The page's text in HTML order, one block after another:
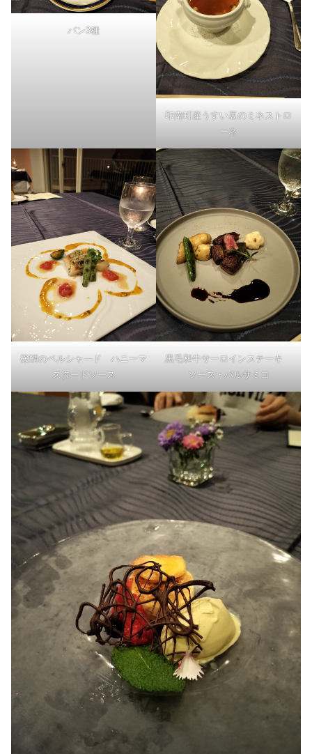
パン3種
印南町産うすい豆のミネストロ
ーネ
桜鯛のペルシャ―ド ハニーマ
スタードソース
黒毛和牛サーロインステーキ
ソース・バルサミコ